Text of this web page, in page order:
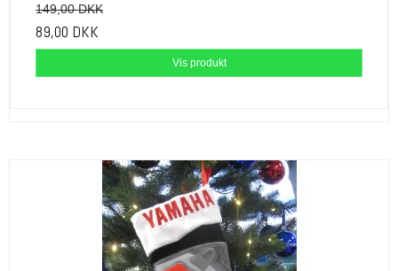
149,00 DKK
89,00 DKK
Vis produkt